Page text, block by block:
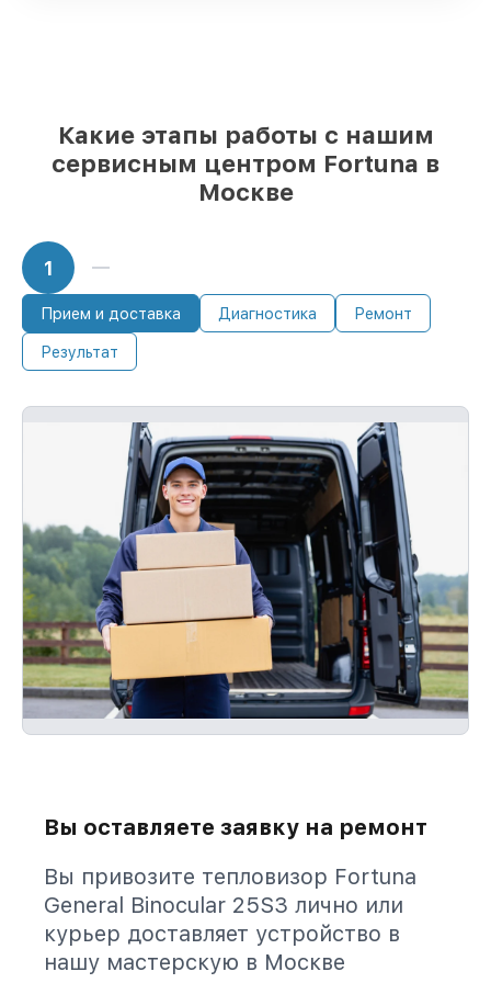
Какие этапы работы с нашим
сервисным центром Fortuna в
Москве
1
Прием и доставка Диагностика Ремонт
Результат
Вы оставляете заявку на ремонт
Вы привозите тепловизор Fortuna
General Binocular 25S3 лично или
курьер доставляет устройство в
нашу мастерскую в Москве